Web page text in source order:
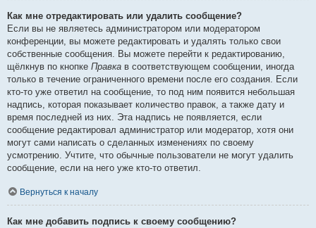
Как мне отредактировать или удалить сообщение?
Если вы не являетесь администратором или модератором
конференции, вы можете редактировать и удалять только свои
собственные сообщения. Вы можете перейти к редактированию,
щёлкнув по кнопке Правка в соответствующем сообщении, иногда
только в течение ограниченного времени после его создания. Если
кто-то уже ответил на сообщение, то под ним появится небольшая
надпись, которая показывает количество правок, а также дату и
время последней из них. Эта надпись не появляется, если
сообщение редактировал администратор или модератор, хотя они
могут сами написать о сделанных изменениях по своему
усмотрению. Учтите, что обычные пользователи не могут удалить
сообщение, если на него уже кто-то ответил.
Вернуться к началу
Как мне добавить подпись к своему сообщению?